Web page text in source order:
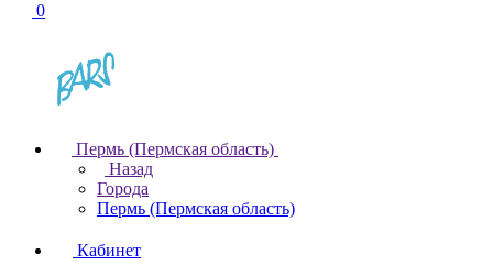
0
Пермь (Пермская область)
Назад
Города
Пермь (Пермская область)
Кабинет